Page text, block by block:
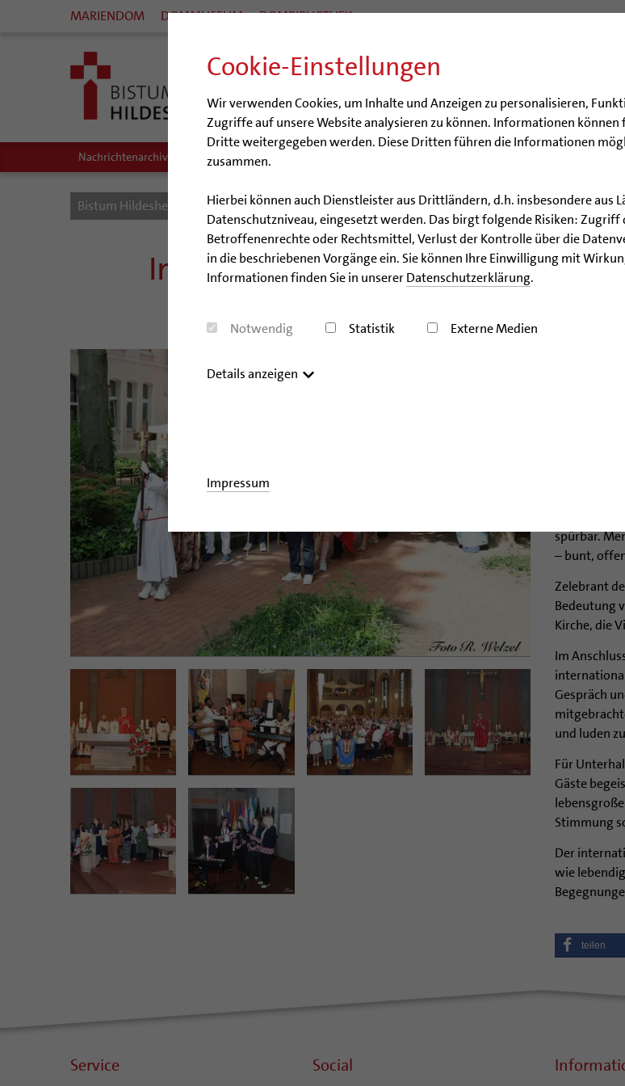
Cookie-Einstellungen
Wir verwenden Cookies, um Inhalte und Anzeigen zu personalisieren,
Zugriffe auf unsere Website analysieren zu können. Informationen können
Dritte weitergegeben werden. Diese Dritten führen die Informationen
zusammen.
Hierbei können auch Dienstleister aus Drittländern, d.h. insbesondere aus
Datenschutzniveau, eingesetzt werden. Das birgt folgende Risiken:
Betroffenenrechte oder Rechtsmittel, Verlust der Kontrolle über die
in die beschriebenen Vorgänge ein. Sie können Ihre Einwilligung mit
Informationen finden Sie in unsererDatenschutzerklärung.
Notwendig Statistik Externe Medien
Details anzeigen
Impressum
MARIENDOM DOMMUSEUM DOMBIBLIOTHEK
BISTUM BERATUNG
Nachrichtenarchiv Audio/Podcasts
Bistum Hildesheim Bistum Nachrichten Artikel
Internationaler Gottesdienst im
Kirche St. Maria voller Klang,
Am
ein
bis auf
Die
Charakter:
den
spürbar.
– bunt,
Zelebrant
Bedeutung
Kirche, die
Im
Gespräch
und luden
Für
Gäste
Stimmung
Der
wie
teilen
Service Social